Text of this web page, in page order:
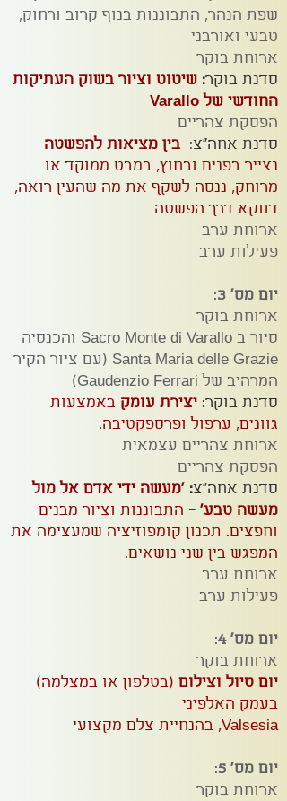
שפת הנהר, התבוננות בנוף קרוב ורחוק,
טבעי ואורבני
ארוחת בוקר
סדנת בוקר: שיטוט וציור בשוק העתיקות
החודשי של Varallo
הפסקת צהריים
סדנת אחה"צ: בין מציאות להפשטה -
נצייר בפנים ובחוץ, במבט ממוקד או
מרוחק, ננסה לשקף את מה שהעין רואה,
דווקא דרך הפשטה
ארוחת ערב
פעילות ערב
יום מס' 3
:
ארוחת בוקר
סיור ב Sacro Monte di Varallo והכנסיה
Santa Maria delle Grazie (עם ציור הקיר
המרהיב של Gaudenzio Ferrari)
סדנת בוקר: יצירת עומק באמצעות
גוונים, ערפול ופרספקטיבה.
ארוחת צהריים עצמאית
הפסקת צהריים
סדנת אחה"צ: 'מעשה ידי אדם אל מול
מעשה טבע' - התבוננות וציור מבנים
וחפצים. תכנון קומפוזיציה שמעצימה את
המפגש בין שני נושאים.
ארוחת ערב
פעילות ערב
יום מס' 4 :
ארוחת בוקר
יום טיול וצילום (בטלפון או במצלמה)
בעמק האלפיני
Valsesia, בהנחיית צלם מקצועי
יום מס' 5
:
ארוחת בוקר